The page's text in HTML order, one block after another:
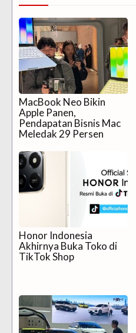
MacBook Neo Bikin
Apple Panen,
Pendapatan Bisnis Mac
Meledak 29 Persen
Honor Indonesia
Akhirnya Buka Toko di
TikTok Shop